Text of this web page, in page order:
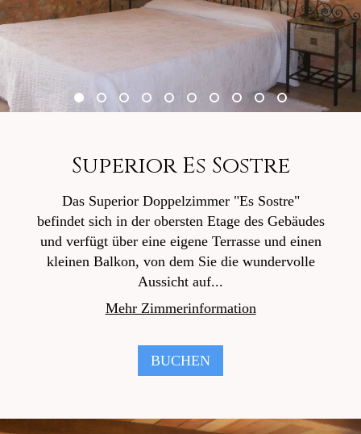
Superior Es Sostre
Das Superior Doppelzimmer "Es Sostre"
befindet sich in der obersten Etage des Gebäudes
und verfügt über eine eigene Terrasse und einen
kleinen Balkon, von dem Sie die wundervolle
Aussicht auf...
Mehr Zimmerinformation
BUCHEN